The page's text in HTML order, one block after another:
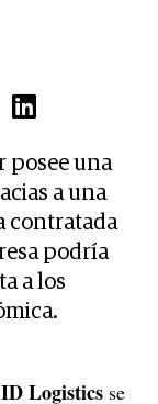
posee una
a una
contratada
podría
a los
ID Logistics se